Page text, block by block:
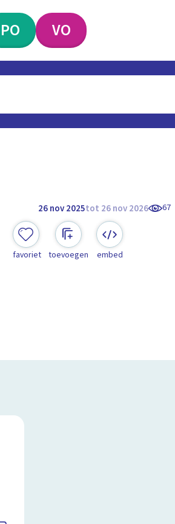
PO VO
26 nov 2025tot 26 nov 2026 67
favoriet toevoegen embed